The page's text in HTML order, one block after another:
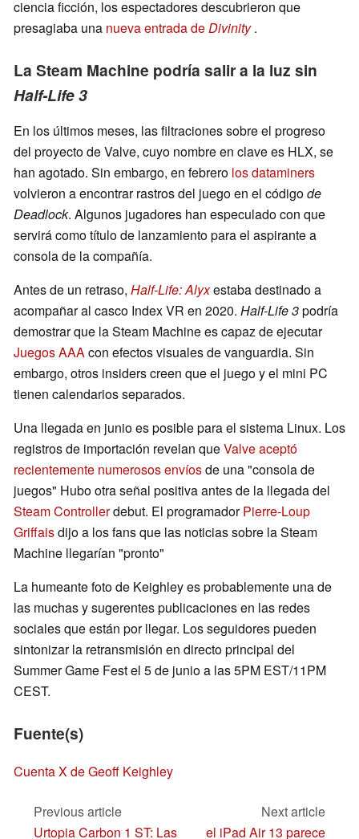
ciencia ficción, los espectadores descubrieron que
presagiaba una nueva entrada deDivinity .
La Steam Machine podría salir a la luz sin
Half-Life 3
En los últimos meses, las filtraciones sobre el progreso
del proyecto de Valve, cuyo nombre en clave es HLX, se
han agotado. Sin embargo, en febrero los dataminers
volvieron a encontrar rastros del juego en el códigode
Deadlock. Algunos jugadores han especulado con que
servirá como título de lanzamiento para el aspirante a
consola de la compañía.
Antes de un retraso, Half-Life: Alyxestaba destinado a
acompañar al casco Index VR en 2020. Half-Life 3podría
demostrar que la Steam Machine es capaz de ejecutar
Juegos AAAcon efectos visuales de vanguardia. Sin
embargo, otros insiders creen que el juego y el mini PC
tienen calendarios separados.
Una llegada en junio es posible para el sistema Linux. Los
registros de importación revelan queValve aceptó
recientemente numerosos envíosde una "consola de
juegos" Hubo otra señal positiva antes de la llegada del
Steam Controllerdebut. El programadorPierre-Loup
Griffaisdijo a los fans que las noticias sobre la Steam
Machine llegarían "pronto"
La humeante foto de Keighley es probablemente una de
las muchas y sugerentes publicaciones en las redes
sociales que están por llegar. Los seguidores pueden
sintonizar la retransmisión en directo principal del
Summer Game Fest el 5 de junio a las 5PM EST/11PM
CEST.
Fuente(s)
Cuenta X de Geoff Keighley
Previous article
Urtopia Carbon 1 ST: Las
Next article
el iPad Air 13 parece